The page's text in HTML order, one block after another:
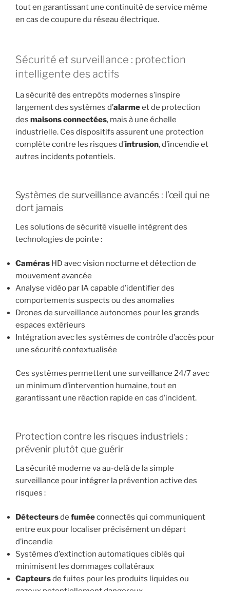
tout en garantissant une continuité de service même
en cas de coupure du réseau électrique.
Sécurité et surveillance : protection
intelligente des actifs
La sécurité des entrepôts modernes s’inspire
largement des systèmes d’alarmeet de protection
des maisons connectées, mais à une échelle
industrielle. Ces dispositifs assurent une protection
complète contre les risques d’intrusion, d’incendie et
autres incidents potentiels.
Systèmes de surveillance avancés : l’œil qui ne
dort jamais
Les solutions de sécurité visuelle intègrent des
technologies de pointe :
Caméras HD avec vision nocturne et détection de
mouvement avancée
Analyse vidéo par IA capable d’identifier des
comportements suspects ou des anomalies
Drones de surveillance autonomes pour les grands
espaces extérieurs
Intégration avec les systèmes de contrôle d’accès pour
une sécurité contextualisée
Ces systèmes permettent une surveillance 24/7 avec
un minimum d’intervention humaine, tout en
garantissant une réaction rapide en cas d’incident.
Protection contre les risques industriels :
prévenir plutôt que guérir
La sécurité moderne va au-delà de la simple
surveillance pour intégrer la prévention active des
risques :
Détecteursde fuméeconnectés qui communiquent
entre eux pour localiser précisément un départ
d’incendie
Systèmes d’extinction automatiques ciblés qui
minimisent les dommages collatéraux
Capteursde fuites pour les produits liquides ou